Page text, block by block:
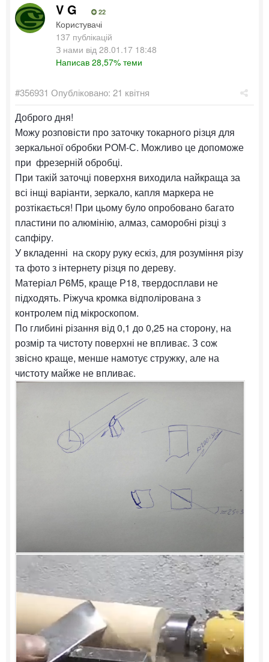
V G 22
Користувачі
137 публікацій
З нами від 28.01.17 18:48
Написав 28,57% теми
#356931 Опубліковано: 21 квітня
Доброго дня!
Можу розповісти про заточку токарного різця для
зеркальної обробки РОМ-С. Можливо це допоможе
при фрезерній обробці.
При такій заточці поверхня виходила найкраща за
всі інщі варіанти, зеркало, капля маркера не
розтікається! При цьому було опробовано багато
пластини по алюмінію, алмаз, саморобні різці з
сапфіру.
У вкладенні на скору руку ескіз, для розуміння різу
та фото з інтернету різця по дереву.
Матеріал Р6М5, краще Р18, твердосплави не
підходять. Ріжуча кромка відполірована з
контролем під мікроскопом.
По глибині різання від 0,1 до 0,25 на сторону, на
розмір та чистоту поверхні не впливає. З сож
звісно краще, менше намотує стружку, але на
чистоту майже не впливає.